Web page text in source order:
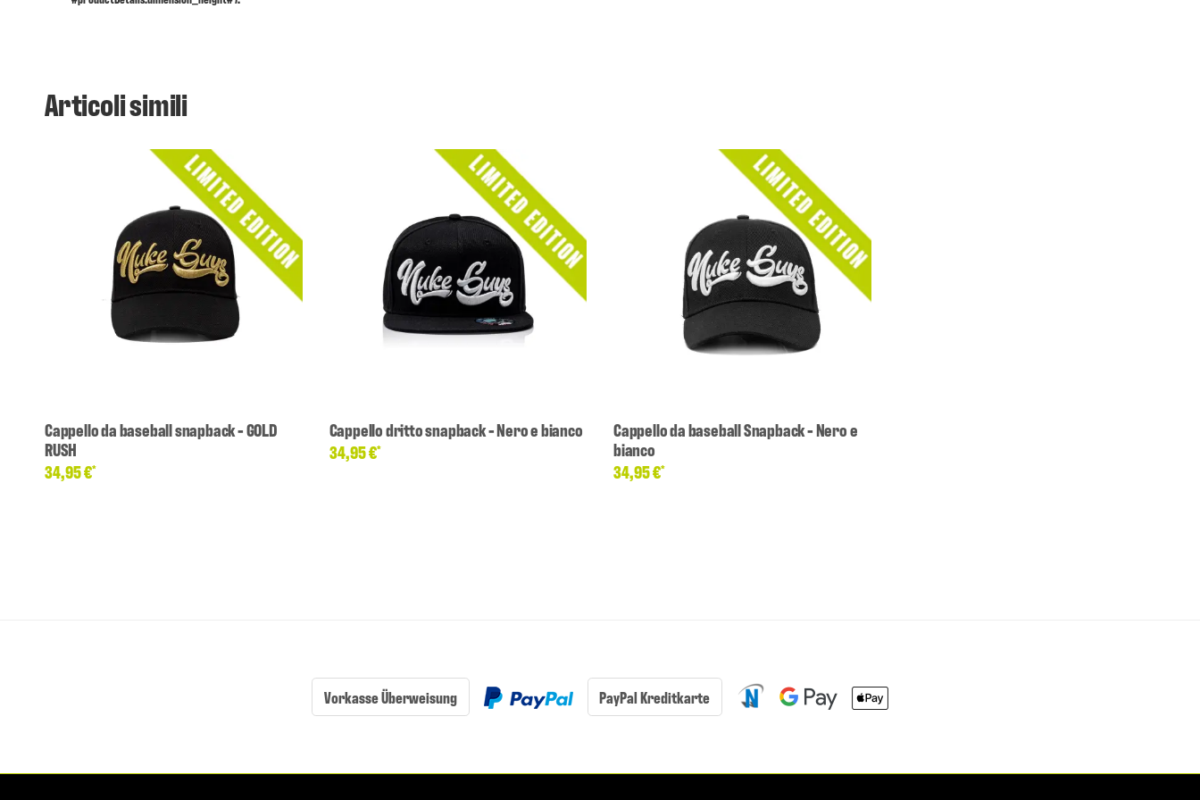
Articoli simili
Cappello da baseball snapback - GOLD
RUSH
34,95 €*
Cappello dritto snapback - Nero e bianco
34,95 €*
Cappello da baseball Snapback - Nero e
bianco
34,95 €*
Vorkasse Überweisung PayPal Kreditkarte